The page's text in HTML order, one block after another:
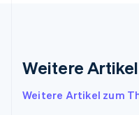
Weitere Artikel
Weitere Artikel zum
Indien
Irland